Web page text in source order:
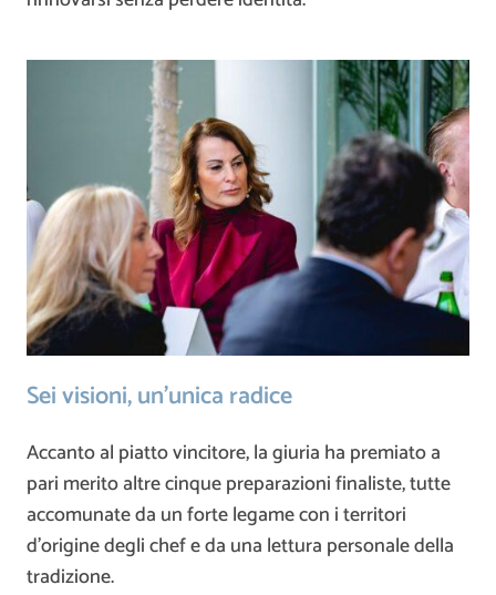
Sei visioni, un’unica radice
Accanto al piatto vincitore, la giuria ha premiato a
pari merito altre cinque preparazioni finaliste, tutte
accomunate da un forte legame con i territori
d’origine degli chef e da una lettura personale della
tradizione.